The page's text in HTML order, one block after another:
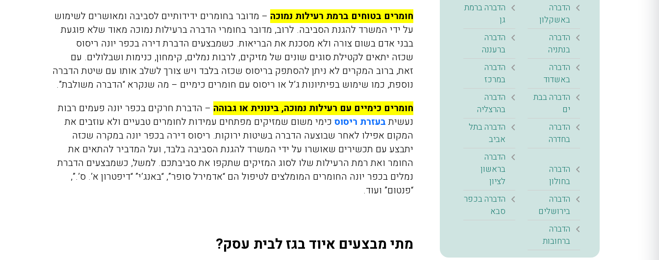
הדברה
באשקלון
הדברה ברמת
גן
הדברה
בנתניה
הדברה
ברעננה
הדברה
באשדוד
הדברה
במרכז
הדברה בבת
ים
הדברה
בהרצליה
הדברה
בחדרה
הדברה בתל
אביב
הדברה
בחולון
הדברה
בראשון
לציון
הדברה
בירושלים
הדברה בכפר
סבא
הדברה
ברחובות
חומרים בטוחים ברמת רעילות נמוכה – מדובר בחומרים ידידותיים לסביבה ומאושרים לשימוש
על ידי המשרד להגנת הסביבה. לרוב, מדובר בחומרי הדברה ברעילות נמוכה מאוד שלא פוגעת
בבני אדם בשום צורה ולא מסכנת את הבריאות. כשמבצעים הדברת דירה בכפר יונה ריסוס
שכזה יתאים לקטילת סוגים שונים של מזיקים, לרבות נמלים, קימחון, כנימות ושבלולים. עם
זאת, ברוב המקרים לא ניתן להסתפק בריסוס שכזה בלבד ויש צורך לשלב אותו עם שיטת הדברה
נוספת, כמו שימוש בפיתיונות ג’ל או ריסוס עם חומרים כימיים – מה שנקרא “הדברה משולבת”.
חומרים כימיים עם רעילות נמוכה, בינונית או גבוהה – הדברת חרקים בכפר יונה פעמים רבות
נעשיתבעזרת ריסוס כימי משום שמזיקים מפתחים עמידות לחומרים טבעיים ולא עוזבים את
המקום אפילו לאחר שבוצעה הדברה בשיטות ירוקות. ריסוס דירה בכפר יונה במקרה שכזה
יתבצע עם תכשירים שאושרו על ידי המשרד להגנת הסביבה בלבד, ועל המדביר להתאים את
החומר ואת רמת הרעילות שלו לסוג המזיקים שתקפו את סביבתכם. למשל, כשמבצעים הדברת
נמלים בכפר יונה החומרים המומלצים לטיפול הם “אדמירל סופר”, “באנג’י” “דיפטרון א’. ס’.”,
“פנטום” ועוד.
מתי מבצעים איוד בגז לבית עסק?